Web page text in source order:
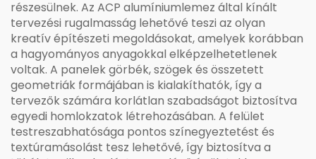
részesülnek. Az ACP alumíniumlemez által kínált
tervezési rugalmasság lehetővé teszi az olyan
kreatív építészeti megoldásokat, amelyek korábban
a hagyományos anyagokkal elképzelhetetlenek
voltak. A panelek görbék, szögek és összetett
geometriák formájában is kialakíthatók, így a
tervezők számára korlátlan szabadságot biztosítva
egyedi homlokzatok létrehozásában. A felület
testreszabhatósága pontos színegyeztetést és
textúramásolást tesz lehetővé, így biztosítva a